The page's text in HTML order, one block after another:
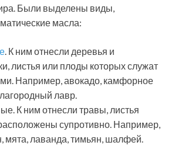
Были выделены виды,
масла:
. К ним отнесли деревья и
листья или плоды которых служат
Например, авокадо, камфорное
лавр.
К ним отнесли травы, листья
супротивно. Например,
мята, лаванда, тимьян, шалфей.